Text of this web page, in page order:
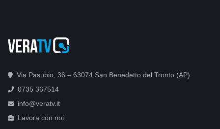
Via Pasubio, 36 – 63074 San Benedetto del Tronto (AP)
0735 367514
info@veratv.it
Lavora con noi